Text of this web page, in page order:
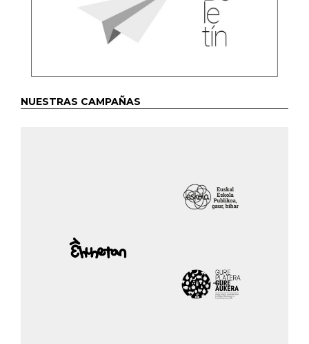
NUESTRAS CAMPAÑAS